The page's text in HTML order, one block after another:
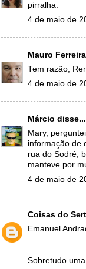
pirralha.
4 de maio de
Mauro Ferreira
Tem razão,
4 de maio de
Márcio disse...
Mary,
informação de
rua do Sodré,
manteve por
4 de maio de
Coisas do
Emanuel
Sobretudo